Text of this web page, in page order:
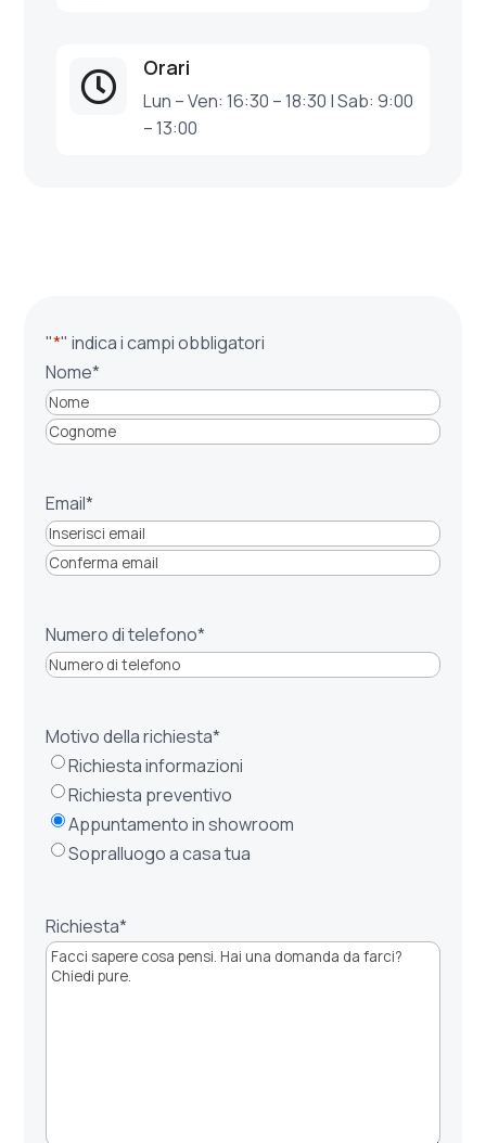

Orari
Lun – Ven: 16:30 – 18:30 | Sab: 9:00
– 13:00
"*" indica i campi obbligatori
Nome*
Nome
Email*
Inserisci
Numero di telefono*
Motivo della richiesta*
Richiesta informazioni
Richiesta preventivo
Appuntamento in showroom
Sopralluogo a casa tua
Richiesta*